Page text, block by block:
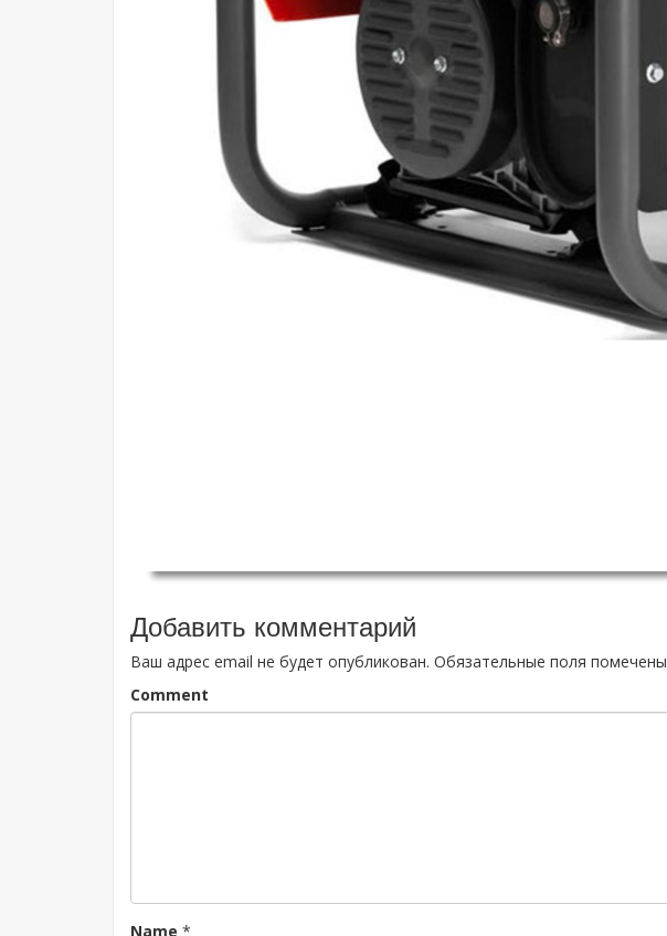
Добавить комментарий
Ваш адрес email не будет опубликован. Обязательные поля помечены
Comment
Name *